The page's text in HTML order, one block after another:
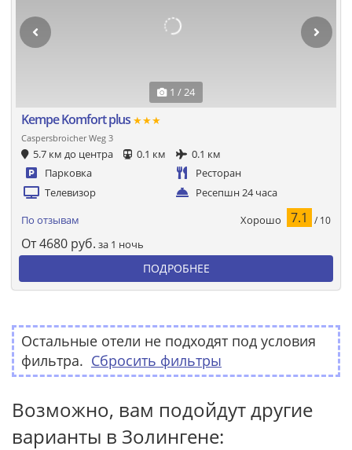
1 / 24
Kempe Komfort plus ★★★
Caspersbroicher Weg 3
5.7 км до центра 0.1 км
0.1 км
Парковка
Ресторан
Телевизор
Ресепшн 24 часа
По отзывам Хорошо 7.1 / 10
От4680 руб. за 1 ночь
ПОДРОБНЕЕ
Остальные отели не подходят под условия
фильтра. Сбросить фильтры
Возможно, вам подойдут другие
варианты в Золингене: